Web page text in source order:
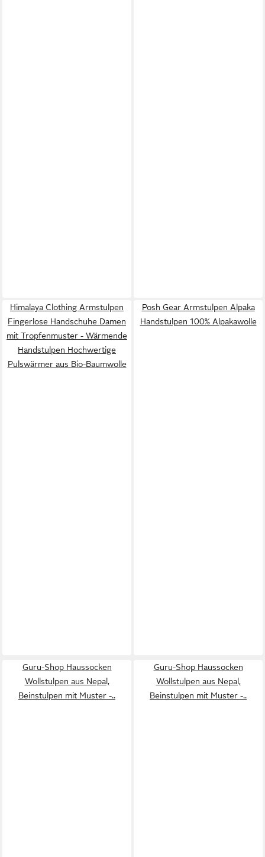
Himalaya Clothing Armstulpen
Fingerlose Handschuhe Damen
mit Tropfenmuster - Wärmende
Handstulpen Hochwertige
Pulswärmer aus Bio-Baumwolle
Posh Gear Armstulpen Alpaka
Handstulpen 100% Alpakawolle
Guru-Shop Haussocken
Wollstulpen aus Nepal,
Beinstulpen mit Muster -..
Guru-Shop Haussocken
Wollstulpen aus Nepal,
Beinstulpen mit Muster -..